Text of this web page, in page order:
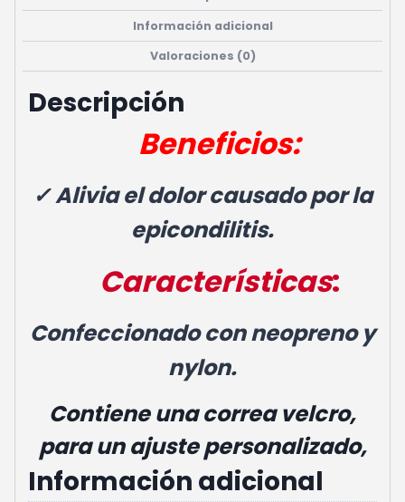
Información adicional
Valoraciones (0)
Descripción
Beneficios:
✓ Alivia el dolor causado por la
epicondilitis.
Características:
Confeccionado con neopreno y
nylon.
Contiene una correa velcro,
para un ajuste personalizado,
Información adicional